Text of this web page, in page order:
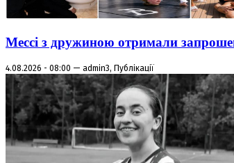
Мессі з дружиною отримали
4.08.2026 - 08:00 — admin3, Публікації